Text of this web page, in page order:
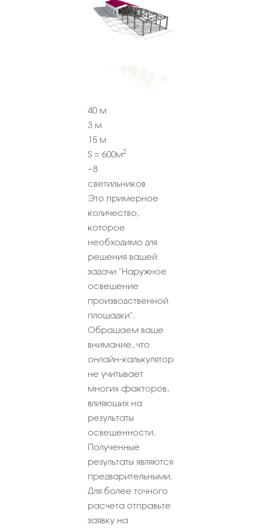
40 м
3 м
15 м
S = 600м2
~8
светильников
Это примерное
количество,
которое
необходимо для
решения вашей
задачи "Наружное
освещение
производственной
площадки".
Обращаем ваше
внимание, что
онлайн-калькулятор
не учитывает
многих факторов,
влияющих на
результаты
освещенности.
Полученные
результаты являются
предварительными.
Для более точного
расчета отправьте
заявку на